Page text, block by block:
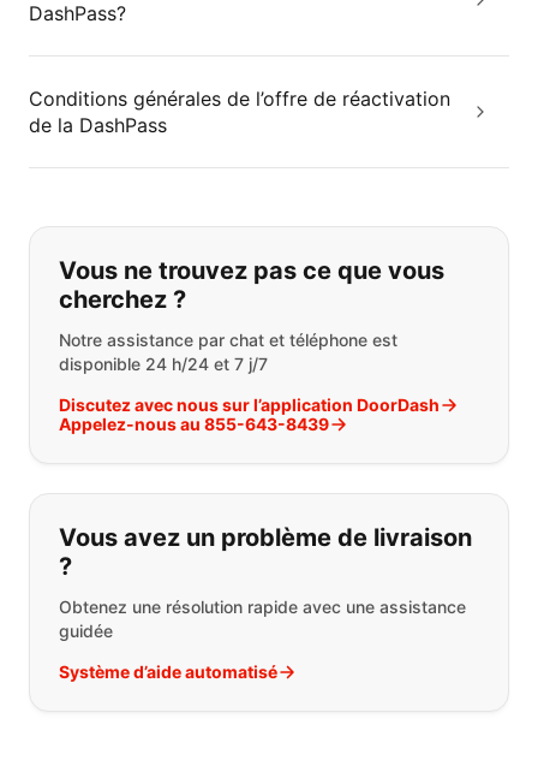
DashPass?
Conditions générales de l’offre de réactivation
de la DashPass
Si vous ne trouvez pas ce que vous
Vous ne trouvez pas ce que vous
cherchez ?
Notre assistance par chat et téléphone est
disponible 24 h/24 et 7 j/7
Discutez avec nous sur l’application DoorDash
Appelez-nous au 855-643-8439
Vous avez un problème de livraison
?
Obtenez une résolution rapide avec une assistance
guidée
Système d’aide automatisé